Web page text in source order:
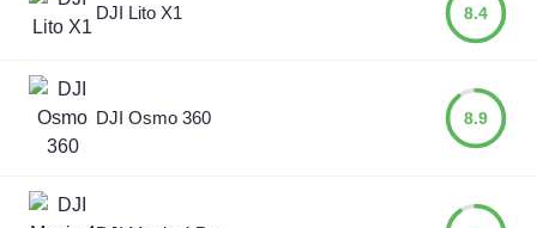
DJI Lito X1 8.4
DJI Osmo 360 8.9